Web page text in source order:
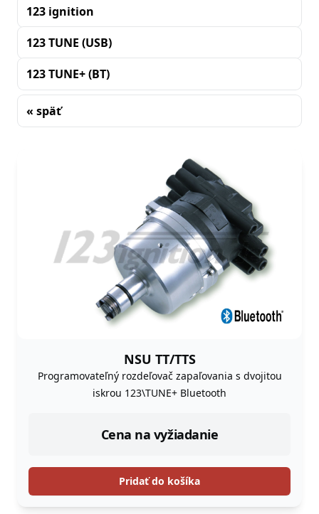
123 ignition
123 TUNE (USB)
123 TUNE+ (BT)
« späť
NSU TT/TTS
Programovateľný rozdeľovač zapaľovania s dvojitou
iskrou 123\TUNE+ Bluetooth
Cena na vyžiadanie
Pridať do košíka